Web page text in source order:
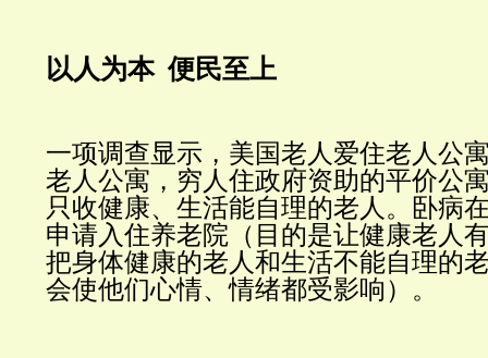
以人为本 便民至上
一项调查显示，美国老人爱住老人公
老人公寓，穷人住政府资助的平价公
只收健康、生活能自理的老人。卧病
申请入住养老院（目的是让健康老人
把身体健康的老人和生活不能自理的
会使他们心情、情绪都受影响）。